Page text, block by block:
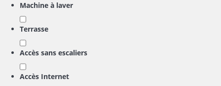
Machine à laver
Terrasse
Accès sans escaliers
Accès Internet